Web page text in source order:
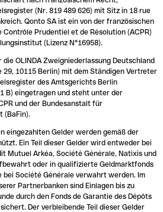
(Nr. 819 489 626) mit Sitz in 18 rue
Qonto SA ist ein von der französischen
Prudentiel et de Résolution (ACPR)
(Lizenz N°16958).
OLINDA Zweigniederlassung Deutschland
10115 Berlin) mit dem Ständigen Vertreter
des Amtsgerichts Berlin
B) eingetragen und steht unter der
und der Bundesanstalt für
(BaFin).
eingezahlten Gelder werden gemäß der
Ein Teil dieser Gelder wird entweder bei
Mutuel Arkéa, Société Générale, Natixis und
oder in qualifizierte Geldmarktfonds
bei Société Générale verwahrt werden. Im
Partnerbanken sind Einlagen bis zu
durch den Fonds de Garantie des Dépôts
Der verbleibende Teil dieser Gelder